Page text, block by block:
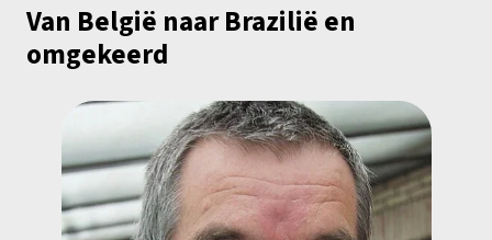
Van België naar Brazilië en
omgekeerd